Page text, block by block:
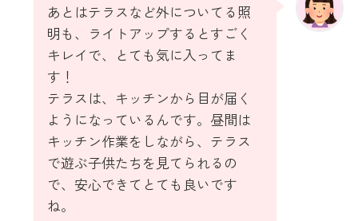
あとはテラスなど外についてる照
明も、ライトアップするとすごく
キレイで、とても気に入ってま
す！
テラスは、キッチンから目が届く
ようになっているんです。昼間は
キッチン作業をしながら、テラス
で遊ぶ子供たちを見てられるの
で、安心できてとても良いです
ね。